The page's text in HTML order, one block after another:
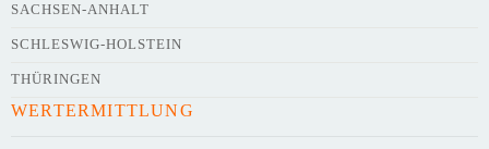
Kontaktdaten des Veranstalters
SACHSEN-ANHALT
SCHLESWIG-HOLSTEIN
THÜRINGEN
WERTERMITTLUNG